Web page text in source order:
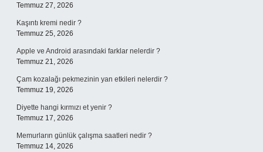
Temmuz 27, 2026
Kaşıntı kremi nedir ?
Temmuz 25, 2026
Apple ve Android arasındaki farklar nelerdir ?
Temmuz 21, 2026
Çam kozalağı pekmezinin yan etkileri nelerdir ?
Temmuz 19, 2026
Diyette hangi kırmızı et yenir ?
Temmuz 17, 2026
Memurların günlük çalışma saatleri nedir ?
Temmuz 14, 2026